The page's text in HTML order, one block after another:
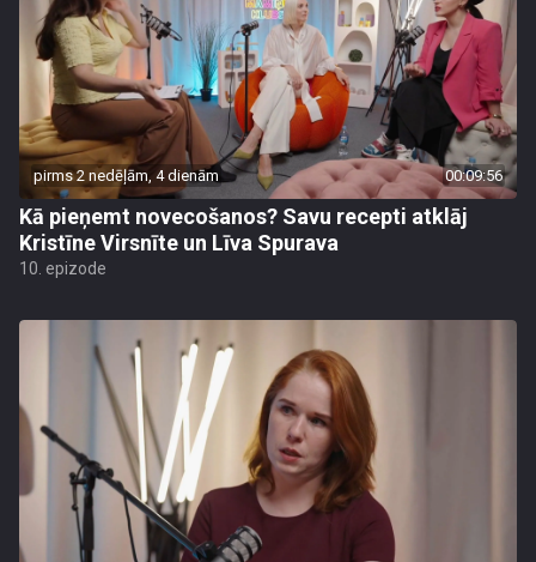
pirms 2 nedēļām, 4 dienām 00:09:56
Kā pieņemt novecošanos? Savu recepti atklāj
Kristīne Virsnīte un Līva Spurava
10. epizode